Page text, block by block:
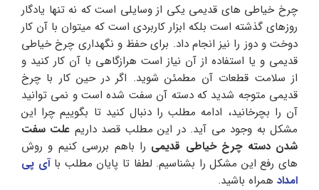
چرخ خیاطی های قدیمی یکی از وسایلی است که نه تنها یادگار
روزهای گذشته است بلکه ابزار کاربردی است که میتوان با آن کار
دوخت و دوز را نیز انجام داد. برای حفظ و نگهداری چرخ خیاطی
قدیمی و یا استفاده از آن نیاز است هرازگاهی با آن کار کنید و
از سلامت قطعات آن مطمئن شوید. اگر در حین کار با چرخ
قدیمی متوجه شدید که دسته آن سفت شده است و نمی توانید
آن را بچرخانید، ادامه مطلب را دنبال کنید تا بگوییم چرا این
مشکل به وجود می آید. در این مطلب قصد داریم علت سفت
شدن دسته چرخ خیاطی قدیمی را باهم بررسی کنیم و روش
های رفع این مشکل را بشناسیم. لطفا تا پایان مطلب باآی پی
امداد همراه باشید.